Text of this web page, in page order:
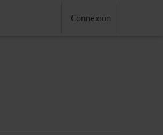
Connexion